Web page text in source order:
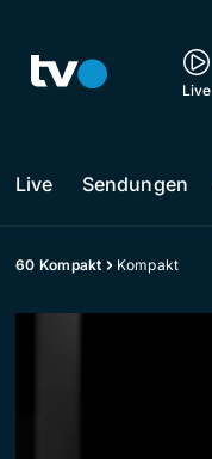
Live
Live Sendungen
60 Kompakt Kompakt